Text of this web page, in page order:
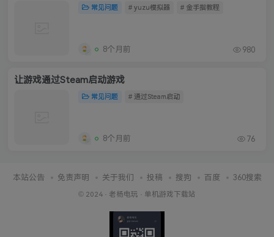
常见问题 # yuzu模拟器 # 金手指教程
8个月前 980
让游戏通过Steam启动游戏
常见问题 # 通过Steam启动
8个月前 76